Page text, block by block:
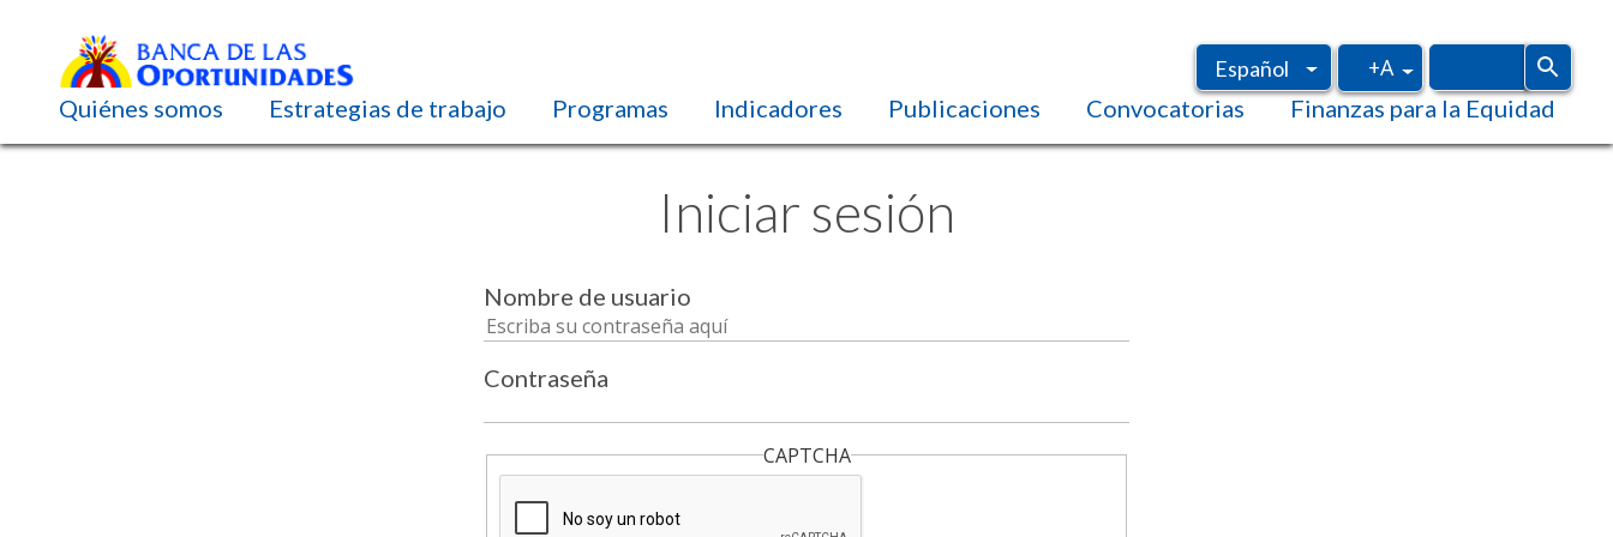
Pasar
Español
Inglés
+A
Navegación principal
Quiénes somos Estrategias de trabajo Programas Indicadores Publicaciones Convocatorias Finanzas para la Equidad
Iniciar sesión
Nombre de usuario
Contraseña
CAPTCHA